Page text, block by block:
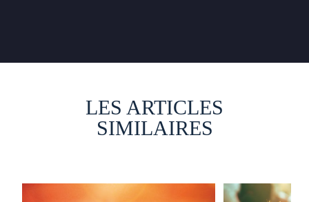
LES ARTICLES
SIMILAIRES